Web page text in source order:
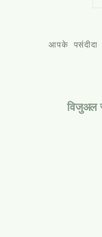
आपके
विजुअल